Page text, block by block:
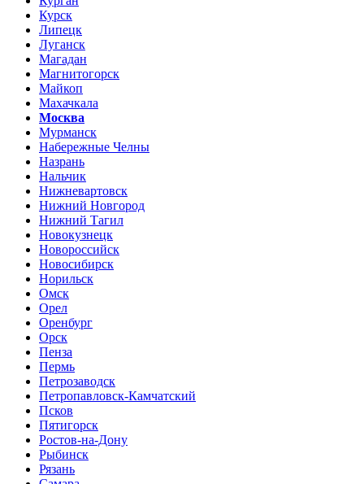
Курск
Липецк
Луганск
Магадан
Магнитогорск
Майкоп
Махачкала
Москва
Мурманск
Набережные Челны
Назрань
Нальчик
Нижневартовск
Нижний Новгород
Нижний Тагил
Новокузнецк
Новороссийск
Новосибирск
Норильск
Омск
Орел
Оренбург
Орск
Пенза
Пермь
Петрозаводск
Петропавловск-Камчатский
Псков
Пятигорск
Ростов-на-Дону
Рыбинск
Рязань